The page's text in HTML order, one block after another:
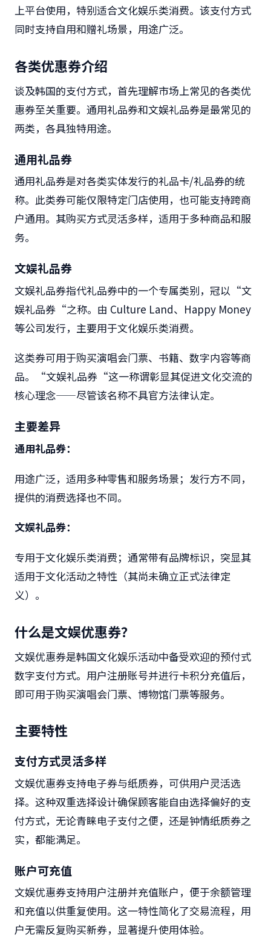
上平台使用，特别适合文化娱乐类消费。该支付方式
同时支持自用和赠礼场景，用途广泛。
各类优惠券介绍
谈及韩国的支付方式，首先理解市场上常见的各类优
惠券至关重要。通用礼品券和文娱礼品券是最常见的
两类，各具独特用途。
通用礼品券
通用礼品券是对各类实体发行的礼品卡/礼品券的统
称。此类券可能仅限特定门店使用，也可能支持跨商
户通用。其购买方式灵活多样，适用于多种商品和服
务。
文娱礼品券
文娱礼品券指代礼品券中的一个专属类别，冠以 “文
娱礼品券 “之称。由 Culture Land、 Happy Money
等公司发行，主要用于文化娱乐类消费。
这类券可用于购买演唱会门票、书籍、数字内容等商
品。
“文娱礼品券 “这一称谓彰显其促进文化交流的
核心理念——尽管该名称不具官方法律认定。
主要差异
通用礼品券：
用途广泛，适用多种零售和服务场景；发行方不同，
提供的消费选择也不同。
文娱礼品券：
专用于文化娱乐类消费；通常带有品牌标识，突显其
适用于文化活动之特性（其尚未确立正式法律定
义）。
什么是文娱优惠券？
文娱优惠券是韩国文化娱乐活动中备受欢迎的预付式
数字支付方式。用户注册账号并进行卡积分充值后，
即可用于购买演唱会门票、博物馆门票等服务。
主要特性
支付方式灵活多样
文娱优惠券支持电子券与纸质券，可供用户灵活选
择。这种双重选择设计确保顾客能自由选择偏好的支
付方式，无论青睐电子支付之便，还是钟情纸质券之
实，都能满足。
账户可充值
文娱优惠券支持用户注册并充值账户，便于余额管理
和充值以供重复使用。这一特性简化了交易流程，用
户无需反复购买新券，显著提升使用体验。